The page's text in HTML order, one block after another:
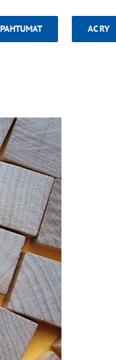
AC RY